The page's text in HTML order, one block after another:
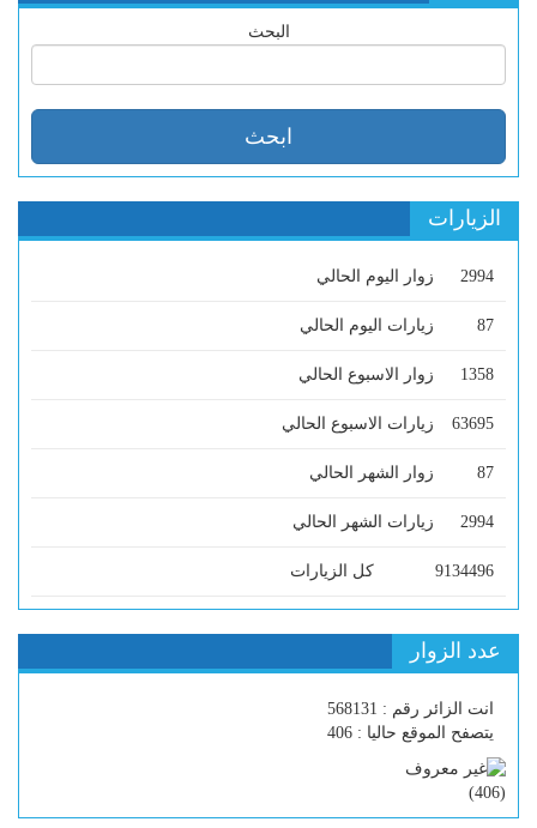
البحث
الزيارات
2994 زوار اليوم الحالي
87 زيارات اليوم الحالي
1358 زوار الاسبوع الحالي
63695 زيارات الاسبوع الحالي
87 زوار الشهر الحالي
2994 زيارات الشهر الحالي
9134496 كل الزيارات
عدد الزوار
انت الزائر رقم : 568131
يتصفح الموقع حاليا : 406
(
406
)